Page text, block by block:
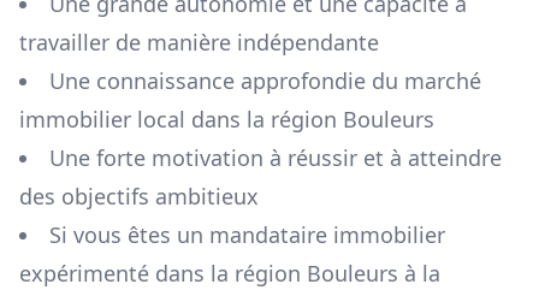
travailler de manière indépendante
Une connaissance approfondie du marché
immobilier local dans la région Bouleurs
Une forte motivation à réussir et à atteindre
des objectifs ambitieux
Si vous êtes un mandataire immobilier
expérimenté dans la région Bouleurs à la